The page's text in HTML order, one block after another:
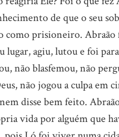
de que o seu
como prisioneiro. Abraão
lugar, agiu, lutou e foi
não blasfemou, não
não jogou a culpa em
disse bem feito.
vida por alguém que